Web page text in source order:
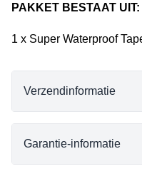
PAKKET BESTAAT UIT:
1 x Super Waterproof
Verzendinformatie
Garantie-informatie